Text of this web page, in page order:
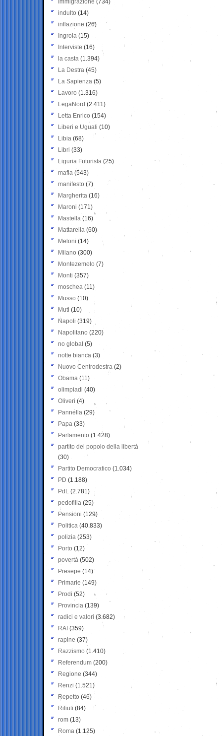
Immigrazione (734)
indulto (14)
inflazione (26)
Ingroia (15)
Interviste (16)
la casta (1.394)
La Destra (45)
La Sapienza (5)
Lavoro (1.316)
LegaNord (2.411)
Letta Enrico (154)
Liberi e Uguali (10)
Libia (68)
Libri (33)
Liguria Futurista (25)
mafia (543)
manifesto (7)
Margherita (16)
Maroni (171)
Mastella (16)
Mattarella (60)
Meloni (14)
Milano (300)
Montezemolo (7)
Monti (357)
moschea (11)
Musso (10)
Muti (10)
Napoli (319)
Napolitano (220)
no global (5)
notte bianca (3)
Nuovo Centrodestra (2)
Obama (11)
olimpiadi (40)
Oliveri (4)
Pannella (29)
Papa (33)
Parlamento (1.428)
partito del popolo della libertà
(30)
Partito Democratico (1.034)
PD (1.188)
PdL (2.781)
pedofilia (25)
Pensioni (129)
Politica (40.833)
polizia (253)
Porto (12)
povertà (502)
Presepe (14)
Primarie (149)
Prodi (52)
Provincia (139)
radici e valori (3.682)
RAI (359)
rapine (37)
Razzismo (1.410)
Referendum (200)
Regione (344)
Renzi (1.521)
Repetto (46)
Rifiuti (84)
rom (13)
Roma (1.125)